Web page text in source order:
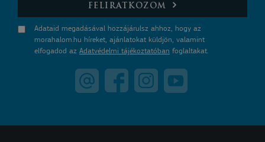
FELIRATKOZOM
Adataid megadásával hozzájárulsz ahhoz, hogy az
morahalom.hu híreket, ajánlatokat küldjön, valamint
elfogadod az Adatvédelmi tájékoztatóban foglaltakat.